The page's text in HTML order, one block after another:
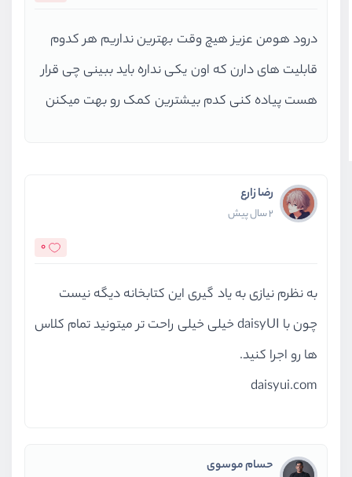
درود هومن عزیز هیچ وقت بهترین نداریم هر کدوم
قابلیت های دارن که اون یکی نداره باید ببینی چی قرار
هست پیاده کنی کدم بیشترین کمک رو بهت میکنن
رضا زارع
2 سال پیش
0
به نظرم نیازی به یاد گیری این کتابخانه دیگه نیست
چون با daisyUI خیلی خیلی راحت تر میتونید تمام کلاس
ها رو اجرا کنید.
daisyui.com
حسام موسوی